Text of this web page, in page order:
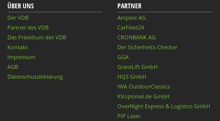
ÜBER UNS
Der VDB
Partner des VDB
Das Präsidium des VDB
Kontakt
Impressum
AGB
Datenschutzerklärung
PARTNER
Ampere AG
CarFleet24
CRONBANK AG
Der Sicherheits-Checker
GGA
GrantLift GmbH
HQS GmbH
IWA OutdoorClassics
KVoptimal.de GmbH
OverNight Express & Logistics GmbH
PiP Laser